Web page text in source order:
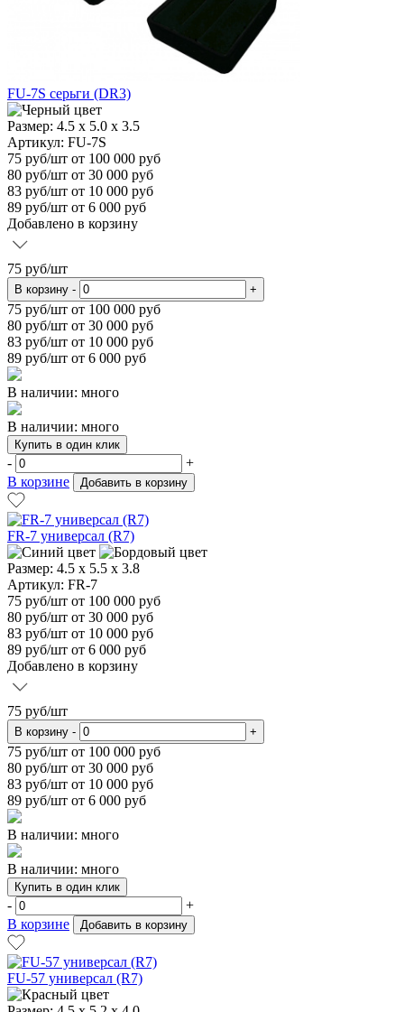
FU-7S серьги (DR3)
Размер: 4.5 x 5.0 x 3.5
Артикул: FU-7S
75 руб/шт от 100 000 руб
80 руб/шт от 30 000 руб
83 руб/шт от 10 000 руб
89 руб/шт от 6 000 руб
Добавлено в корзину
75 руб/шт
В корзину - +
75 руб/шт от 100 000 руб
80 руб/шт от 30 000 руб
83 руб/шт от 10 000 руб
89 руб/шт от 6 000 руб
В наличии: много
В наличии: много
Купить в один клик
-
+
В корзине
Добавить в корзину
FR-7 универсал (R7)
Размер: 4.5 x 5.5 x 3.8
Артикул: FR-7
75 руб/шт от 100 000 руб
80 руб/шт от 30 000 руб
83 руб/шт от 10 000 руб
89 руб/шт от 6 000 руб
Добавлено в корзину
75 руб/шт
В корзину - +
75 руб/шт от 100 000 руб
80 руб/шт от 30 000 руб
83 руб/шт от 10 000 руб
89 руб/шт от 6 000 руб
В наличии: много
В наличии: много
Купить в один клик
-
+
В корзине
Добавить в корзину
FU-57 универсал (R7)